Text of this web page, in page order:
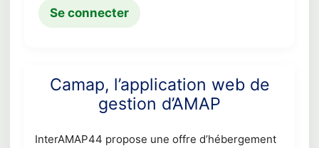
Camap, l’application web de
gestion d’AMAP
InterAMAP44 propose une offre d’hébergement